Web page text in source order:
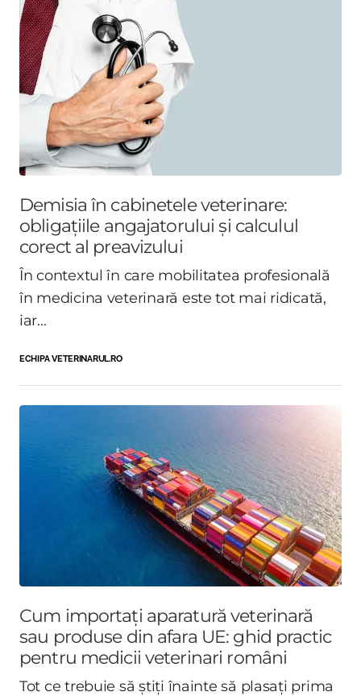
Demisia în cabinetele veterinare:
obligațiile angajatorului și calculul
corect al preavizului
În contextul în care mobilitatea profesională
în medicina veterinară este tot mai ridicată,
iar...
ECHIPA VETERINARUL.RO
Cum importați aparatură veterinară
sau produse din afara UE: ghid practic
pentru medicii veterinari români
Tot ce trebuie să știți înainte să plasați prima